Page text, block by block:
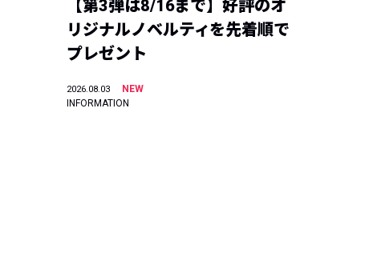
【第3弾は8/16まで】好評のオ
リジナルノベルティを先着順で
プレゼント
2026.08.03
NEW
INFORMATION